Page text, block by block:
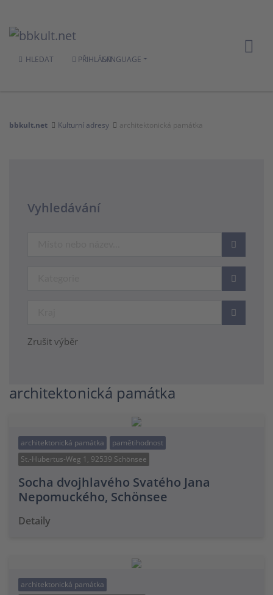
HLEDAT PŘIHLÁSITLANGUAGE
bbkult.net Kulturní adresy architektonická památka
Vyhledávání
Zrušit výběr
architektonická památka
architektonická památka
pamětihodnost
St.-Hubertus-Weg 1, 92539 Schönsee
Socha dvojhlavého Svatého Jana
Nepomuckého, Schönsee
Detaily
architektonická památka